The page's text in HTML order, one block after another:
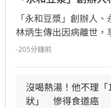
「永和豆漿」創辦人
林炳生傳出因病離世，
本集團今（8）日發布
-205分鐘前
沒喝熱湯！他不理「
狀」　慘得食道癌